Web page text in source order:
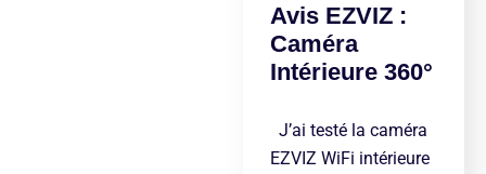
Avis EZVIZ :
Caméra
Intérieure 360°
J’ai testé la caméra
EZVIZ WiFi intérieure